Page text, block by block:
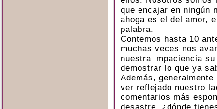
que encajar en ningún
ahoga es el del amor,
palabra.
Contemos hasta 10
muchas veces nos
nuestra impaciencia
demostrar lo que ya
Además,
ver reflejado nuestro
comentarios más
desastre, ¿dónde